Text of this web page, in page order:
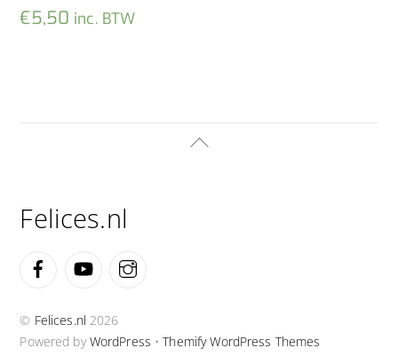
€5,50 inc. BTW
Back
Felices.nl
FacebookYouTube
© Felices.nl 2026
Powered byWordPress •Themify WordPress Themes